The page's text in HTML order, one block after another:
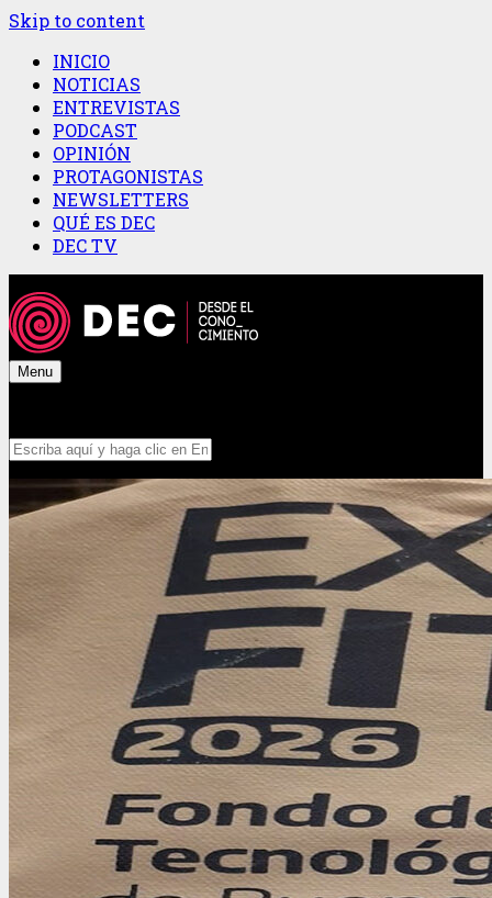
Skip to content
INICIO
NOTICIAS
ENTREVISTAS
PODCAST
OPINIÓN
PROTAGONISTAS
NEWSLETTERS
QUÉ ES DEC
DEC TV
Menu